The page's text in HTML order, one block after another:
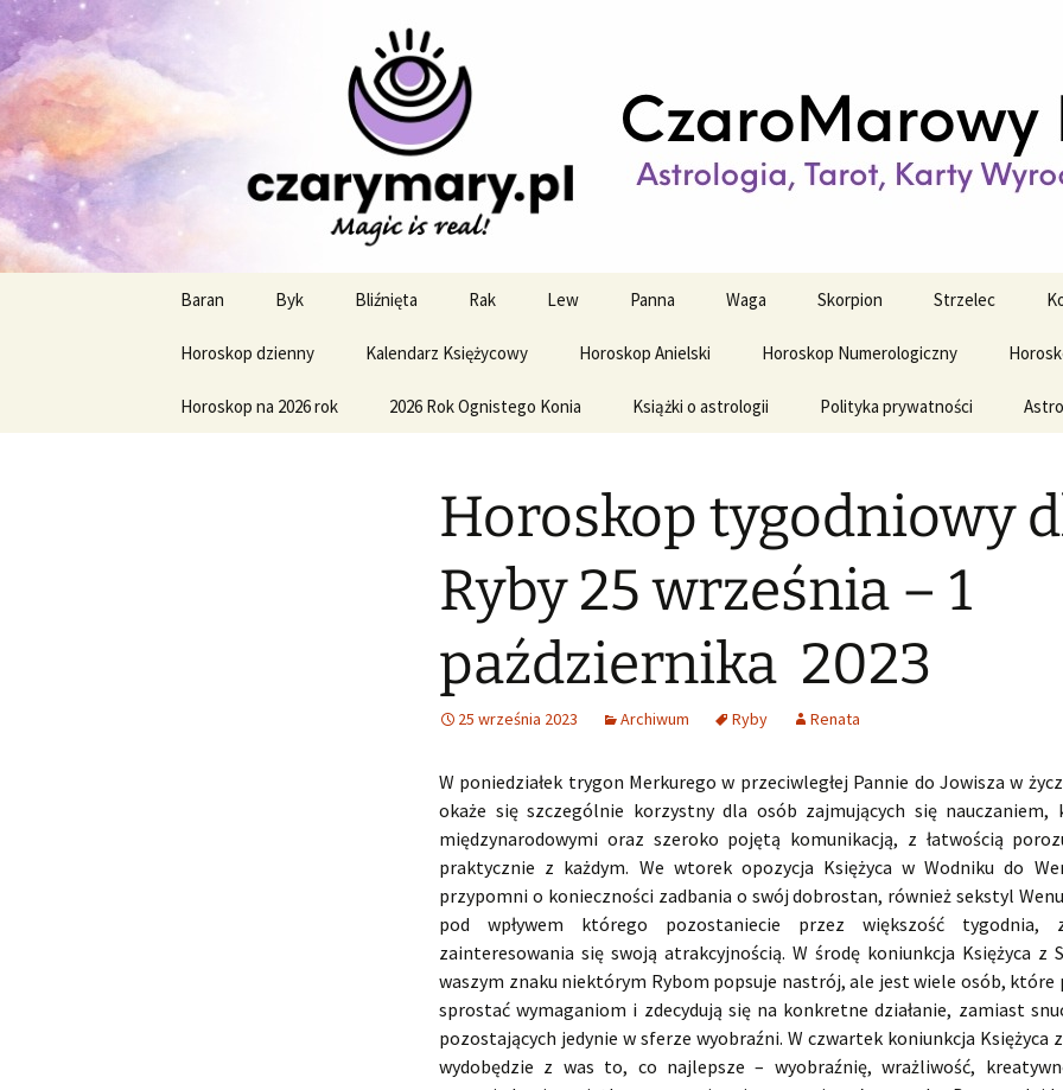
CzaroMarowy horoskop
miesięczny i tygodniowy
Profesjonalne przepowiednie astrologiczne
treści
Baran Byk Bliźnięta Rak Lew Panna Waga Skorpion Strzelec
Horoskop dzienny Kalendarz Księżycowy Horoskop Anielski Horoskop Numerologiczny
Horoskop na 2026 rok 2026 Rok Ognistego Konia Książki o astrologii Polityka prywatności
Horoskop tygodniowy
Ryby 25 września – 1
października 2023
25 września 2023 Archiwum Ryby Renata
W poniedziałek trygon Merkurego w przeciwległej Pannie do Jowisza w
okaże się szczególnie korzystny dla osób zajmujących się nauczaniem,
międzynarodowymi oraz szeroko pojętą komunikacją, z łatwością
praktycznie z każdym. We wtorek opozycja Księżyca w Wodniku do
przypomni o konieczności zadbania o swój dobrostan, również sekstyl
pod wpływem którego pozostaniecie przez większość tygodnia,
zainteresowania się swoją atrakcyjnością. W środę koniunkcja Księżyca z
waszym znaku niektórym Rybom popsuje nastrój, ale jest wiele osób, które
sprostać wymaganiom i zdecydują się na konkretne działanie, zamiast
pozostających jedynie w sferze wyobraźni. W czwartek koniunkcja Księżyca
wydobędzie z was to, co najlepsze – wyobraźnię, wrażliwość,